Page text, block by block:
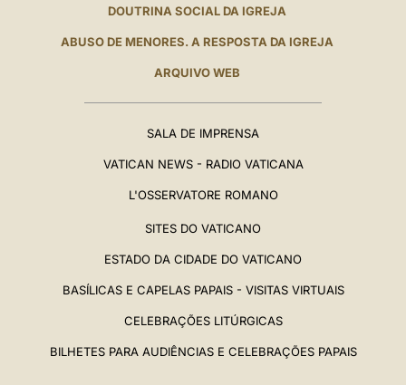
DOUTRINA SOCIAL DA IGREJA
ABUSO DE MENORES. A RESPOSTA DA IGREJA
ARQUIVO WEB
SALA DE IMPRENSA
VATICAN NEWS - RADIO VATICANA
L'OSSERVATORE ROMANO
SITES DO VATICANO
ESTADO DA CIDADE DO VATICANO
BASÍLICAS E CAPELAS PAPAIS - VISITAS VIRTUAIS
CELEBRAÇÕES LITÚRGICAS
BILHETES PARA AUDIÊNCIAS E CELEBRAÇÕES PAPAIS